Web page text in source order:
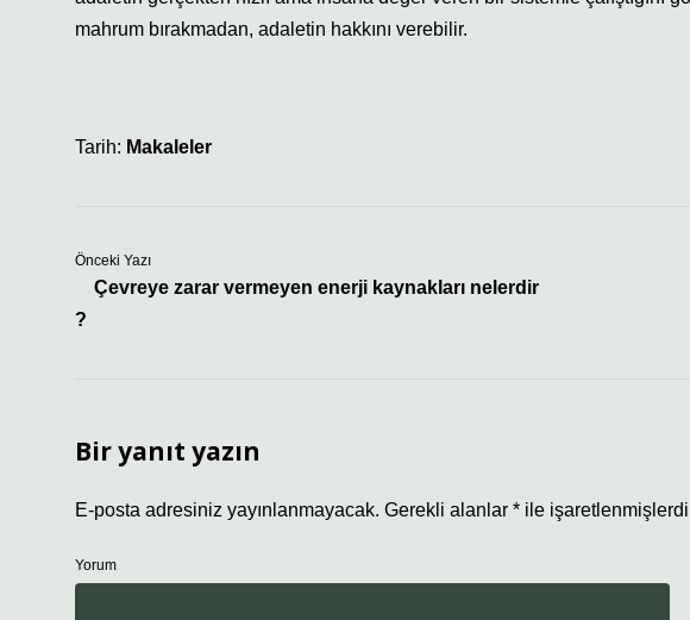
mahrum bırakmadan, adaletin hakkını verebilir.
Tarih: Makaleler
Önceki Yazı
Çevreye zarar vermeyen enerji kaynakları nelerdir
?
Bir yanıt yazın
E-posta adresiniz yayınlanmayacak. Gerekli alanlar * ile
Yorum